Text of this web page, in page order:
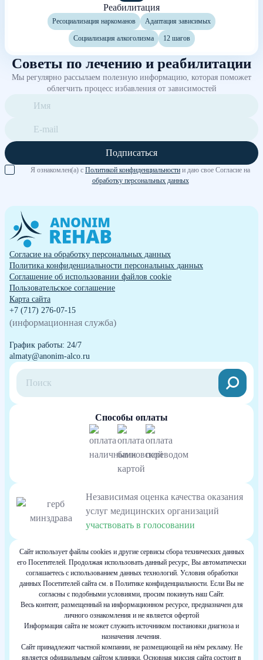
Реабилитация
Ресоциализация наркоманов Адаптация зависимых
Социализация алкоголизма 12 шагов
Советы по лечению и реабилитации
Мы регулярно рассылаем полезную информацию, которая поможет
облегчить процесс избавления от зависимостей
Подписаться
Я ознакомлен(а) с Политикой конфиденциальности и даю свое Согласие на
обработку персональных данных
Согласие на обработку персональных данных
Политика конфиденциальности персональных данных
Cоглашение об использовании файлов cookie
Пользовательское соглашение
Карта сайта
+7 (717) 276-07-15
(информационная служба)
График работы: 24/7
almaty@anonim-alco.ru
Способы оплаты
Независимая оценка качества оказания
услуг медицинских организаций
участвовать в голосовании
Сайт использует файлы cookies и другие сервисы сбора технических данных
его Посетителей. Продолжая использовать данный ресурс, Вы автоматически
соглашаетесь с использованием данных технологий. Условия обработки
данных Посетителей сайта см. в Политике конфиденциальности. Если Вы не
согласны с подобными условиями, просим покинуть наш Сайт.
Весь контент, размещенный на информационном ресурсе, предназначен для
личного ознакомления и не является офертой
Информация сайта не может служить источником постановки диагноза и
назначения лечения.
Сайт принадлежит частной компании, не размещающей на нём рекламу. Не
является официальным сайтом клиники. Основная миссия сайта состоит в